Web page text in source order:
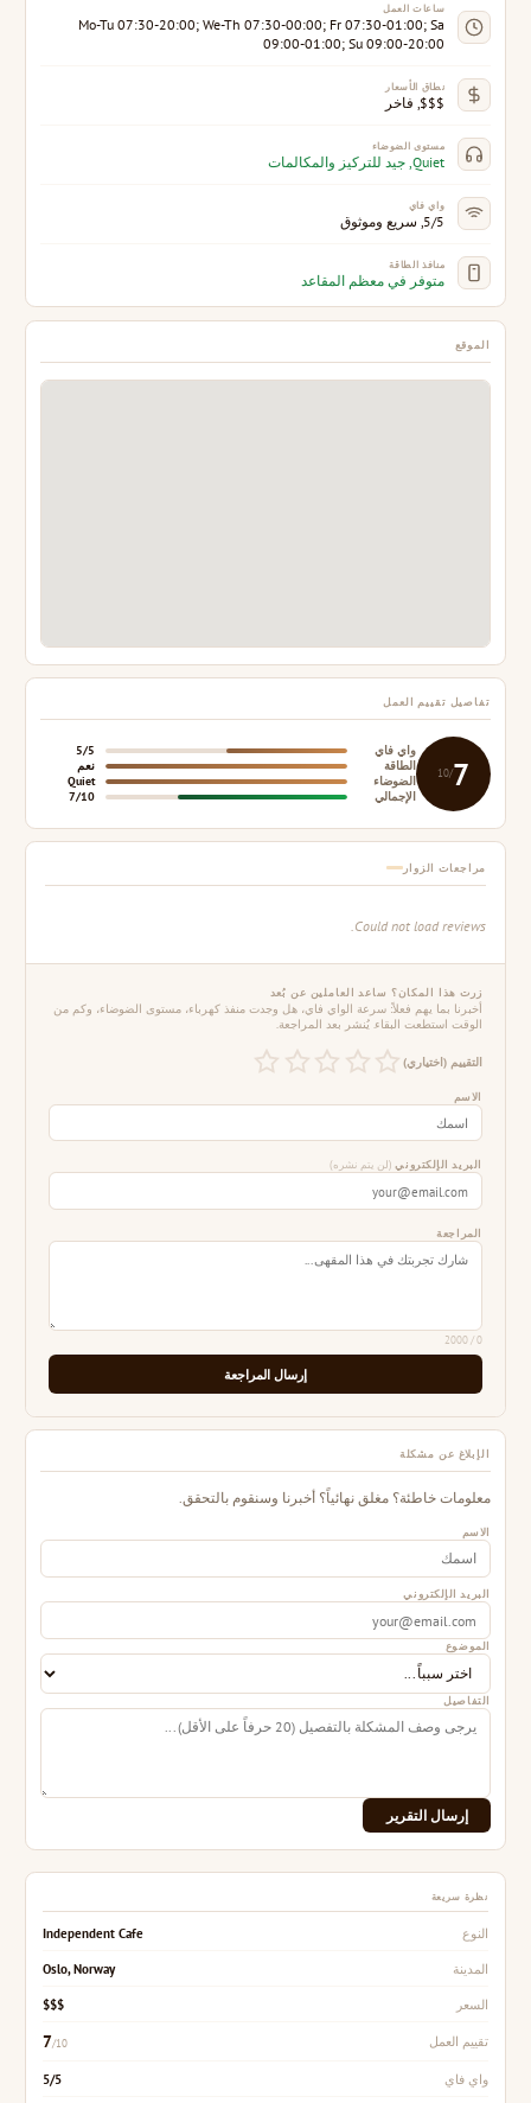
ساعات العمل
Mo-Tu 07:30-20:00; We-Th 07:30-00:00; Fr 07:30-01:00; Sa
09:00-01:00; Su 09:00-20:00
نطاق الأسعار
$$$, فاخر
مستوى الضوضاء
Quiet, جيد للتركيز والمكالمات
واي فاي
5/5, سريع وموثوق
منافذ الطاقة
متوفر في معظم المقاعد
الموقع
تفاصيل تقييم العمل
7
/10
واي فاي
5/5
الطاقة
نعم
الضوضاء
Quiet
الإجمالي
7/10
مراجعات الزوار
Could not load reviews.
زرت هذا المكان؟ ساعد العاملين عن بُعد
أخبرنا بما يهم فعلاً: سرعة الواي فاي، هل وجدت منفذ كهرباء، مستوى الضوضاء، وكم من
الوقت استطعت البقاء. يُنشر بعد المراجعة.
التقييم (اختياري)
الاسم
البريد الإلكتروني (لن يتم نشره)
المراجعة
0
/ 2000
إرسال المراجعة
الإبلاغ عن مشكلة
معلومات خاطئة؟ مغلق نهائياً؟ أخبرنا وسنقوم بالتحقق.
الاسم
البريد الإلكتروني
الموضوع
التفاصيل
إرسال التقرير
نظرة سريعة
النوع Independent Cafe
المدينة Oslo, Norway
السعر $$$
تقييم العمل 7/10
واي فاي 5/5